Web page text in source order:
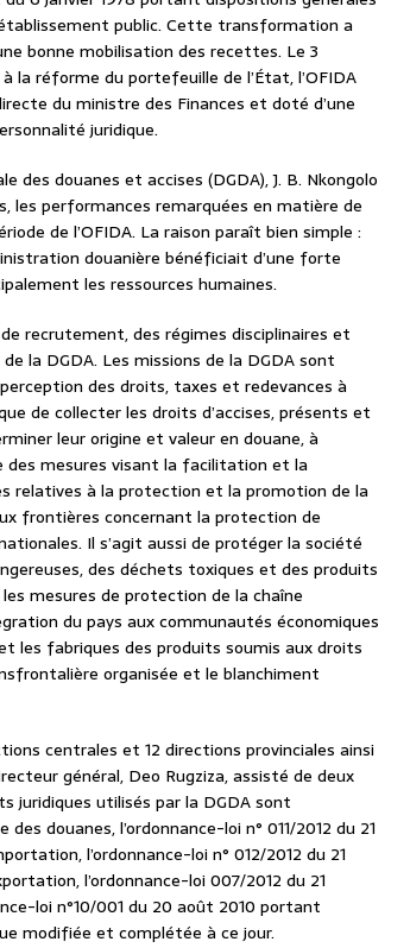
public. Cette transformation a
bonne mobilisation des recettes. Le 3
réforme du portefeuille de l’État, l’OFIDA
du ministre des Finances et doté d’une
juridique.
douanes et accises (DGDA), J. B. Nkongolo
les performances remarquées en matière de
de l’OFIDA. La raison paraît bien simple :
douanière bénéficiait d’une forte
les ressources humaines.
recrutement, des régimes disciplinaires et
la DGDA. Les missions de la DGDA sont
des droits, taxes et redevances à
de collecter les droits d’accises, présents et
leur origine et valeur en douane, à
mesures visant la facilitation et la
relatives à la protection et la promotion de la
frontières concernant la protection de
Il s’agit aussi de protéger la société
des déchets toxiques et des produits
mesures de protection de la chaîne
du pays aux communautés économiques
les fabriques des produits soumis aux droits
organisée et le blanchiment
centrales et 12 directions provinciales ainsi
général, Deo Rugziza, assisté de deux
juridiques utilisés par la DGDA sont
douanes, l’ordonnance-loi n° 011/2012 du 21
l’ordonnance-loi n° 012/2012 du 21
l’ordonnance-loi 007/2012 du 21
loi n°10/001 du 20 août 2010 portant
modifiée et complétée à ce jour.